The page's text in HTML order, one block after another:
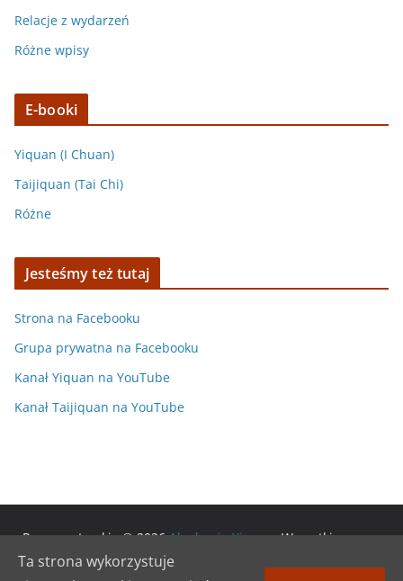
Relacje z wydarzeń
Różne wpisy
E-booki
Yiquan (I Chuan)
Taijiquan (Tai Chi)
Różne
Jesteśmy też tutaj
Strona na Facebooku
Grupa prywatna na Facebooku
Kanał Yiquan na YouTube
Kanał Taijiquan na YouTube
Prawa autorskie © 2026Akademia Yiquan. Wszystkie prawa
zastrzeżone.
Ta strona wykorzystuje